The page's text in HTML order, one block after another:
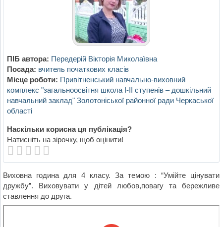
ПІБ автора: Передерій Вікторія Миколаївна
Посада: вчитель початкових класів
Місце роботи: Привітненський навчально-виховний
комплекс "загальноосвітня школа І-ІІ ступенів – дошкільний
навчальний заклад" Золотоніської районної ради Черкаської
області
Наскільки корисна ця публікація?
Натисніть на зірочку, щоб оцінити!
Виховна година для 4 класу. За темою : “Умійте цінувати
дружбу”. Виховувати у дітей любов,повагу та бережливе
ставлення до друга.